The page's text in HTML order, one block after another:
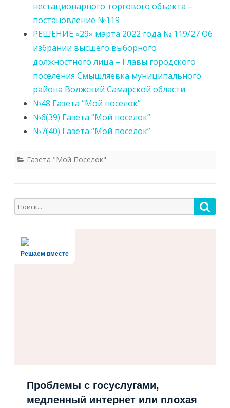
нестационарного торгового объекта –
постановление №119
РЕШЕНИЕ «29» марта 2022 года № 119/27 Об
избрании высшего выборного
должностного лица – Главы городского
поселения Смышляевка муниципального
района Волжский Самарской области
№48 Газета “Мой поселок”
№6(39) Газета “Мой поселок”
№7(40) Газета “Мой поселок”
Газета "Мой Поселок"
Поиск
для:
Решаем вместе
Проблемы с госуслугами,
медленный интернет или плохая